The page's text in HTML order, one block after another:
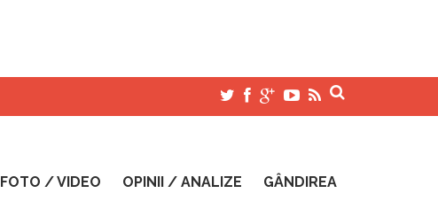
FOTO / VIDEO OPINII / ANALIZE GÂNDIREA